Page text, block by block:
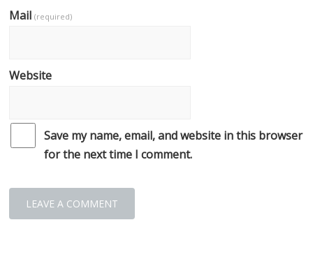
Mail(required)
Website
Save my name, email, and website in this browser
for the next time I comment.